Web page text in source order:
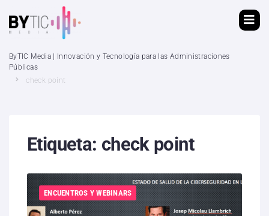
ByTIC Media | Innovación y Tecnología para las Administraciones
Públicas
check point
Etiqueta: check point
ENCUENTROS Y WEBINARS